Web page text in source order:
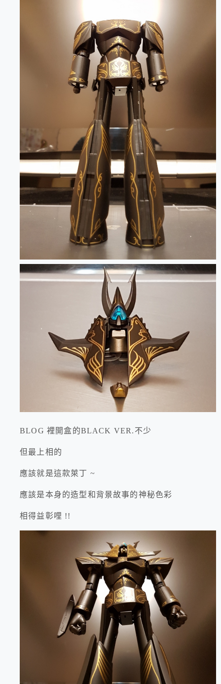
BLOG 裡開盒的BLACK VER.不少
但最上相的
應該就是這款萊丁 ~
應該是本身的造型和背景故事的神秘色彩
相得益彰哩 !!